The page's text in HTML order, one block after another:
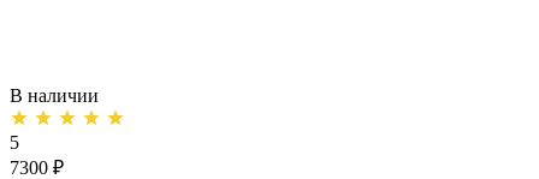
В наличии
5
7300 ₽